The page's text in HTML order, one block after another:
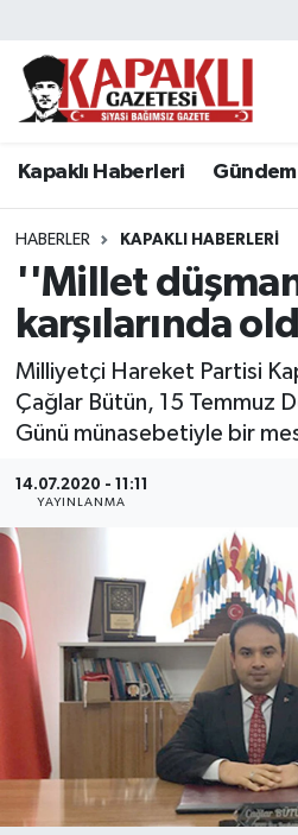
Kapaklı Haberleri Gündem
HABERLER KAPAKLI HABERLERI
''Millet
karşılarında
Milliyetçi Hareket Partisi
Çağlar Bütün, 15 Temmuz
Günü münasebetiyle bir
14.07.2020 - 11:11
YAYINLANMA
Kapaklı Haberleri
Asayiş
Spor
Eğitim
Siyaset
Ekonomi
Sağlık
Teknoloji
Tekirdağ Nöbetçi
Tekirdağ Namaz
Tekirdağ Trafik
Süper Lig Puan Durumu
Tüm Manşetler